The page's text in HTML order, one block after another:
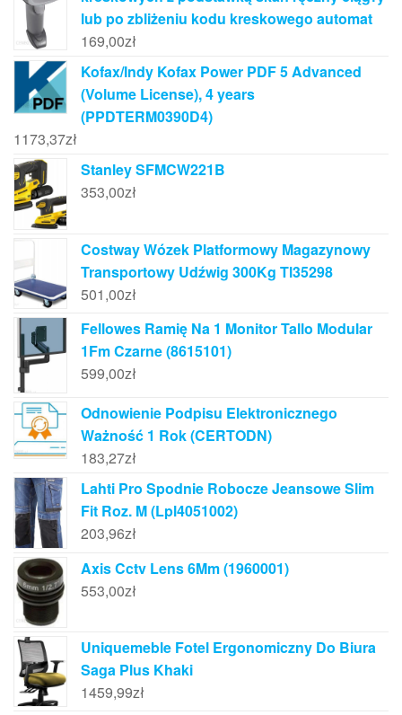
lub po zbliżeniu kodu kreskowego automat
169,00zł
Kofax/Indy Kofax Power PDF 5 Advanced
(Volume License), 4 years
(PPDTERM0390D4)
1173,37zł
Stanley SFMCW221B
353,00zł
Costway Wózek Platformowy Magazynowy
Transportowy Udźwig 300Kg Tl35298
501,00zł
Fellowes Ramię Na 1 Monitor Tallo Modular
1Fm Czarne (8615101)
599,00zł
Odnowienie Podpisu Elektronicznego
Ważność 1 Rok (CERTODN)
183,27zł
Lahti Pro Spodnie Robocze Jeansowe Slim
Fit Roz. M (Lpl4051002)
203,96zł
Axis Cctv Lens 6Mm (1960001)
553,00zł
Uniquemeble Fotel Ergonomiczny Do Biura
Saga Plus Khaki
1459,99zł